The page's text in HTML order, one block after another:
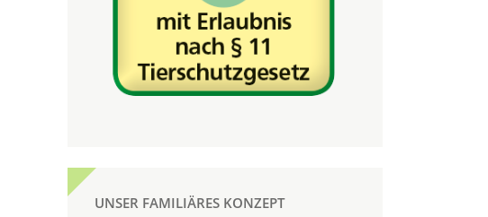
UNSER FAMILIÄRES KONZEPT